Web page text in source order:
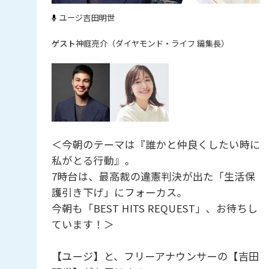
ユージ吉田明世
神庭亮介（ダイヤモンド・ライフ 編集長）
＜今朝のテーマは『誰かと仲良くしたい時に
私がとる行動』。
7時台は、最高裁の違憲判決が出た「生活保
護引き下げ」にフォーカス。
今朝も「BEST HITS REQUEST」、お待ちし
ています！＞
【ユージ】と、フリーアナウンサーの【吉田